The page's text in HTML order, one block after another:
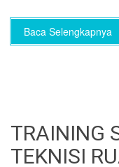
Baca Selengkapnya
TRAINING
TEKNISI